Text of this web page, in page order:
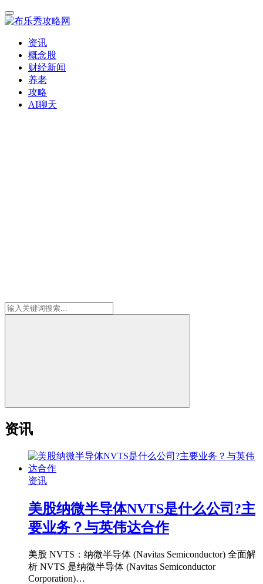
资讯
概念股
财经新闻
养老
攻略
AI聊天
资讯
资讯
美股纳微半导体NVTS是什么公司?主
要业务？与英伟达合作
美股 NVTS：纳微半导体 (Navitas Semiconductor) 全面解
析 NVTS 是纳微半导体 (Navitas Semiconductor
Corporation)…